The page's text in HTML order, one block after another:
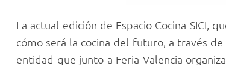
La actual edición de Espacio Cocina SICI,
cómo será la cocina del futuro, a través
entidad que junto a Feria Valencia